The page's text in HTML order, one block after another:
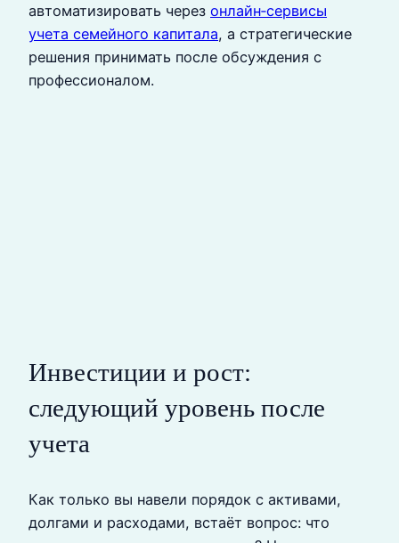
автоматизировать через онлайн‑сервисы
учета семейного капитала, а стратегические
решения принимать после обсуждения с
профессионалом.
Инвестиции и рост:
следующий уровень после
учета
Как только вы навели порядок с активами,
долгами и расходами, встаёт вопрос: что